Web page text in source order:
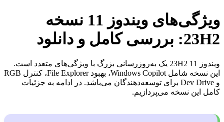
ویژگی‌های ویندوز 11 نسخه
23H2: بررسی کامل و دانلود
ویندوز 11 23H2 یک به‌روزرسانی بزرگ با ویژگی‌های متعدد است.
این نسخه شامل Windows Copilot، بهبود File Explorer، کنترل RGB
و Dev Drive برای توسعه‌دهندگان می‌باشد. در ادامه به جزئیات
کامل این نسخه می‌پردازیم.